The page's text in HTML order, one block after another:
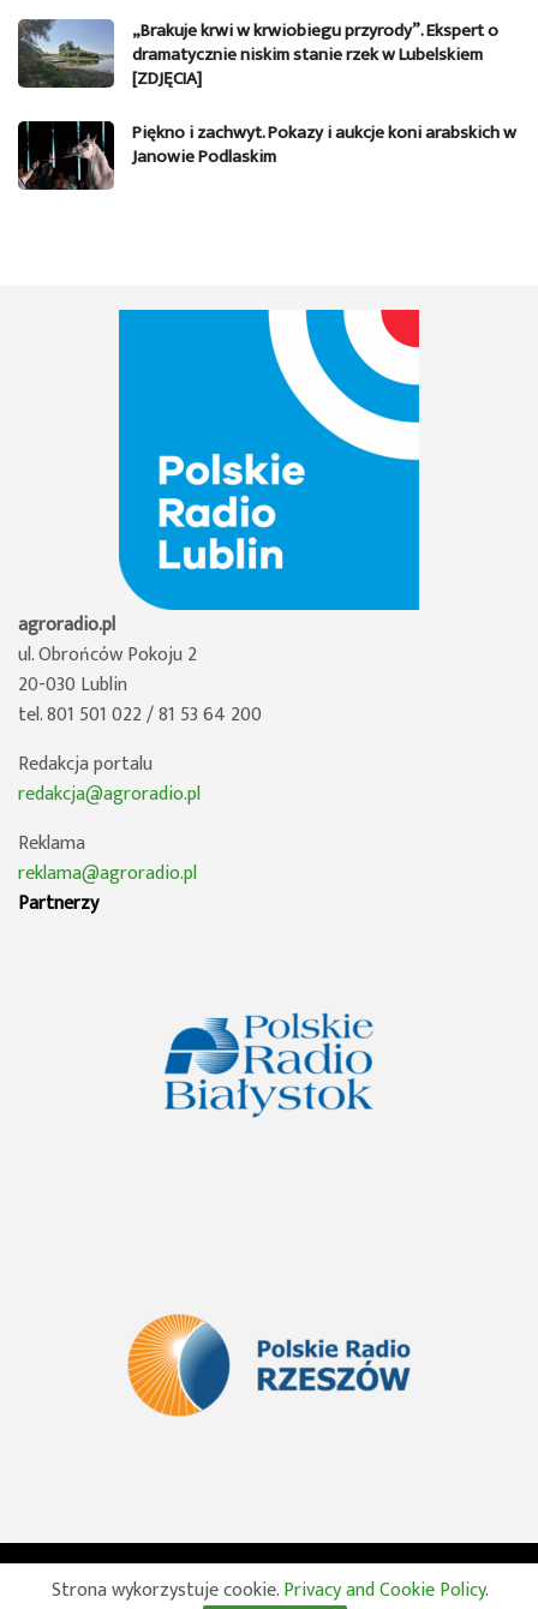
„Brakuje krwi w krwiobiegu przyrody”. Ekspert o
dramatycznie niskim stanie rzek w Lubelskiem
[ZDJĘCIA]
Piękno i zachwyt. Pokazy i aukcje koni arabskich w
Janowie Podlaskim
agroradio.pl
ul. Obrońców Pokoju 2
20-030 Lublin
tel. 801 501 022 / 81 53 64 200
Redakcja portalu
redakcja@agroradio.pl
Reklama
reklama@agroradio.pl
Partnerzy
© 2026 Wszelkie prawa zastrzeżone. Radio Lublin S.A. w
Strona wykorzystuje cookie.Privacy and Cookie Policy.